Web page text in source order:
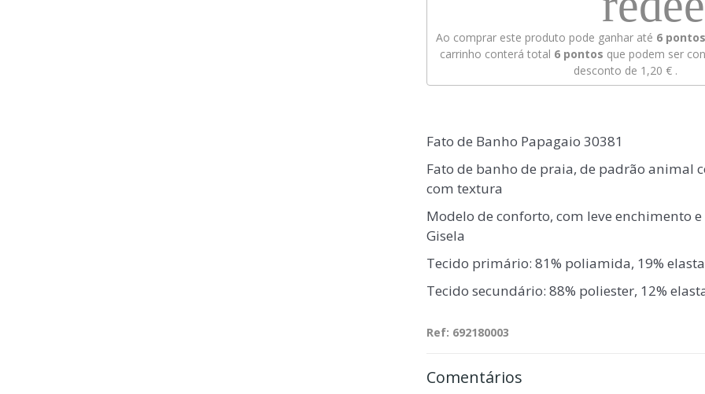
Ao comprar este produto pode ganhar até 6
carrinho conterá total 6pontos que podem ser
desconto de 1,20 € .
Fato de Banho Papagaio 30381
Fato de banho de praia, de padrão animal
com textura
Modelo de conforto, com leve enchimento
Gisela
Tecido primário: 81% poliamida, 19%
Tecido secundário: 88% poliester, 12%
Ref: 692180003
Comentários